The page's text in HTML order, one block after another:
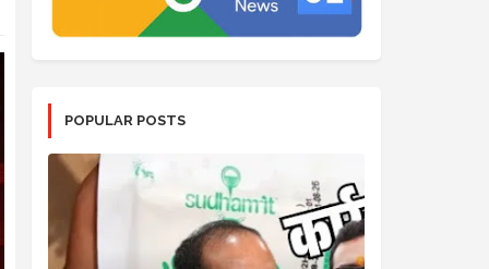
POPULAR POSTS